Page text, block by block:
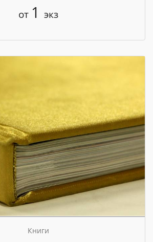
от 1 экз
Книги